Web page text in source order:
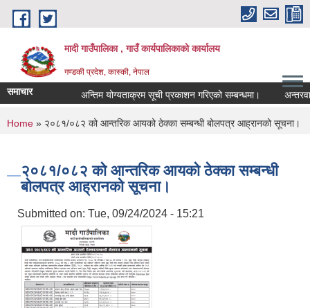
Skip to main content
मादी गाउँपालिका , गाउँ कार्यपालिकाको कार्यालय
गण्डकी प्रदेश, कास्की, नेपाल
समाचार अन्तिम योग्यताक्रम सूची प्रकाशन गरिएको सम्बन्धमा। अन्तरवार्ता
मिति:
You are here
Home » २०८१/०८२ को आन्तरिक आयको ठेक्का सम्बन्धी बोलपत्र आह्रानको सूचना।
२०८१/०८२ को आन्तरिक आयको ठेक्का सम्बन्धी
बोलपत्र आह्रानको सूचना।
Submitted on: Tue, 09/24/2024 - 15:21